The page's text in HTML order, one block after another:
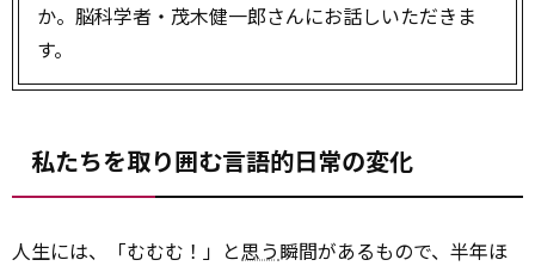
か。脳科学者・茂木健一郎さんにお話しいただきま
す。
私たちを取り囲む言語的日常の変化
人生には、「むむむ！」と思う瞬間があるもので、半年ほ